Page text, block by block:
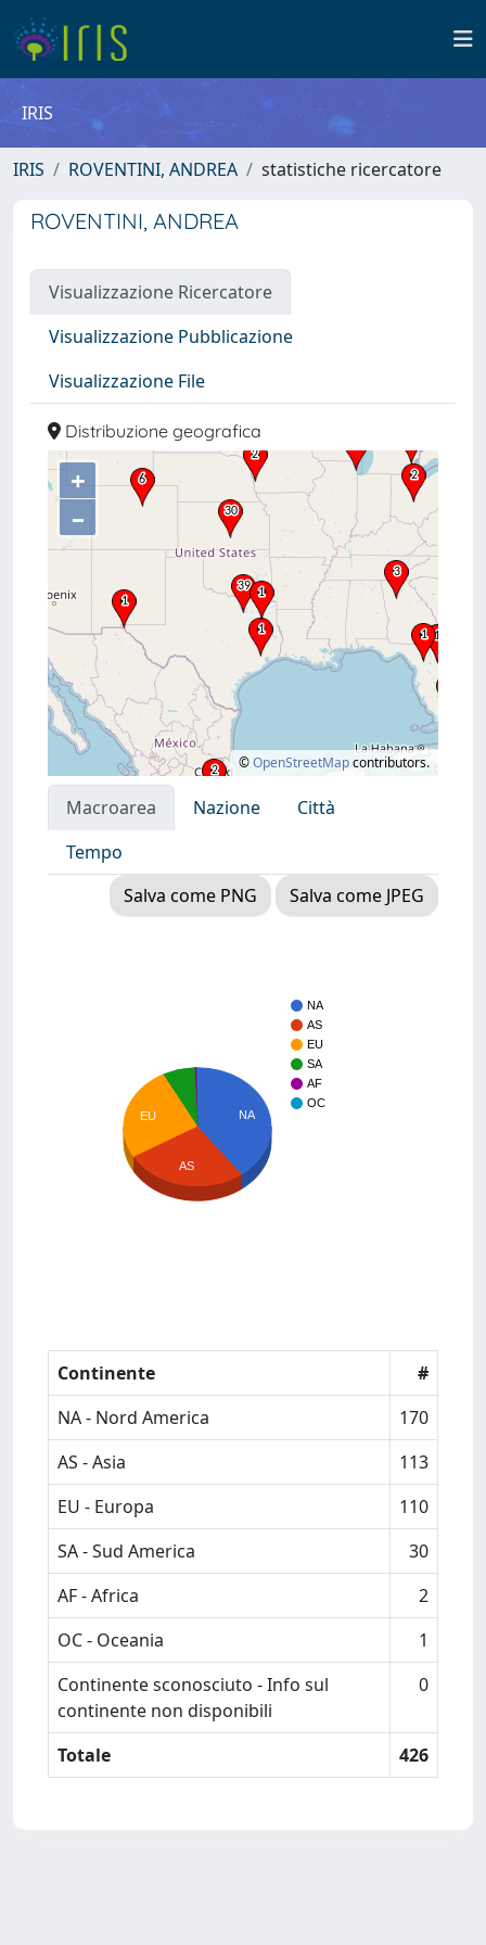
IRIS
IRIS ROVENTINI, ANDREA statistiche ricercatore
ROVENTINI, ANDREA
Visualizzazione Ricercatore
Visualizzazione Pubblicazione
Visualizzazione File
Distribuzione geografica
+
–
©OpenStreetMapcontributors.
Macroarea Nazione
Città
Tempo
Salva come PNG
Salva come JPEG
NA
AS
EU
SA
AF
OC
NA
EU
AS
Continente
#
NA - Nord America
170
AS - Asia
113
EU - Europa
110
SA - Sud America
30
AF - Africa
2
OC - Oceania
1
Continente sconosciuto - Info sul
continente non disponibili
0
Totale 426